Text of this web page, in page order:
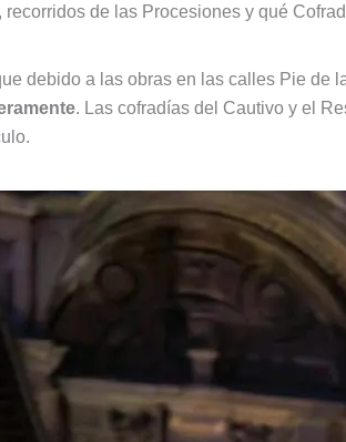
recorridos de las Procesiones y qué
debido a las obras en las calles Pie de
. Las cofradías del Cautivo y el